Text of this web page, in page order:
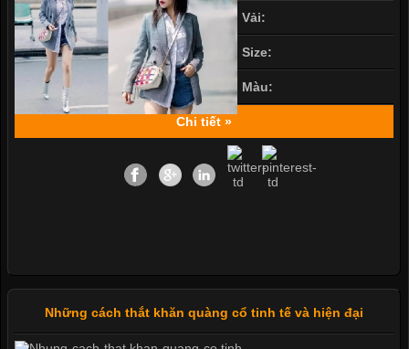
Vải:
Size:
Màu:
Chi tiết »
Những cách thắt khăn quàng cổ tinh tế và hiện đại